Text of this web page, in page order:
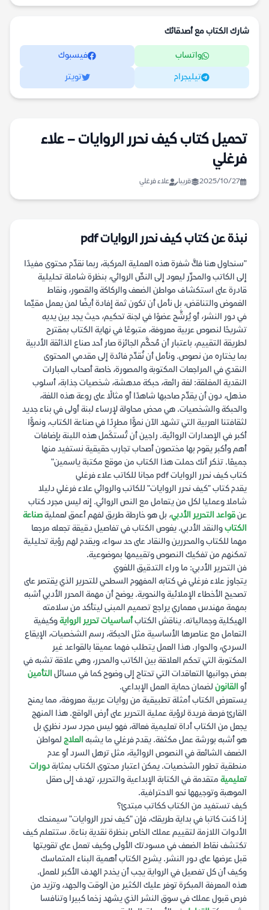
شارك الكتاب مع أصدقائك
واتساب فيسبوك
تيليجرام تويتر
تحميل كتاب كيف نحرر الروايات – علاء
فرغلي
2025/10/27 قريبا علاء فرغلي
نبذة عن كتاب كيف نحرر الروايات pdf
"سنحاول هنا فكَّ شفرة هذه العملية المركبة، ربما نقدِّم محتوى مفيدًا
إلى الكاتب والمحرِّر ليعود إلى النصِّ الروائي، بنظرة شاملة تحليلية
قادرة على استكشاف مواطن الضعف والركاكة والقصور، ونقاط
الغموض والتناقض، بل نأمل أن تكون ثمة إفادة أيضًا لمن يعمل مقيِّما
في دور النشر، أو يُرشَّح عضوًا في لجنة تحكيم، حيث يجد بين يديه
تشريحًا لنصوص عربية معروفة، متبوعًا في نهاية الكتاب بمقترح
لطريقة التقييم، باعتبار أن مُحكَّم الجائزة صار أحد صناع الذائقة الأدبية
بما يختاره من نصوص. ونأمل أن نُقدِّم فائدة إلى مقدمي المحتوى
النقدي في المراجعات المكتوبة والمصورة، خاصة أصحاب العبارات
النقدية المغلقة: لغة رائعة، حبكة مدهشة، شخصيات جذابة، أسلوب
مذهل، دون أن يقدِّم صاحبها شاهدًا أو مثالًا على روعة هذه اللغة،
والحبكة والشخصيات. هي محض محاولة لإرساء لبنة أولى في بناء جديد
لثقافتنا العربية التي تشهد الآن نموًّا مطرِدًا في صناعة الكتاب، ونموًّا
أكبر في الإصدارات الروائية. راجين أن تُستكَمل هذه اللبنة بإضافات
أهم وأكبر يقوم بها مختصون أصحاب تجارب حقيقية نستفيد منها
جميعًا. تذكر أنك حملت هذا الكتاب من موقع مكتبة ياسمين"
كتاب كيف نحرر الروايات pdf مجانا للكاتب علاء فرغلي
يقدم كتاب "كيف نحرر الروايات" للكاتب والروائي علاء فرغلي دليلا
شاملا وعمليا لكل من يتعامل مع النص الروائي. إنه ليس مجرد كتاب
عنقواعد التحرير الأدبي، بل هو خارطة طريق لفهم أعمق لعمليةصناعة
الكتابوالنقد الأدبي. يغوص الكتاب في تفاصيل دقيقة تجعله مرجعا
مهما للكتاب والمحررين والنقاد على حد سواء، ويقدم لهم رؤية تحليلية
تمكنهم من تفكيك النصوص وتقييمها بموضوعية.
فن التحرير الأدبي: ما وراء التدقيق اللغوي
يتجاوز علاء فرغلي في كتابه المفهوم السطحي للتحرير الذي يقتصر على
تصحيح الأخطاء الإملائية والنحوية. يوضح أن مهمة المحرر الأدبي أشبه
بمهمة مهندس معماري يراجع تصميم المبنى ليتأكد من سلامته
الهيكلية وجمالياته. يناقش الكتابأساسيات تحرير الروايةوكيفية
التعامل مع عناصرها الأساسية مثل الحبكة، رسم الشخصيات، الإيقاع
السردي، والحوار. هذا العمل يتطلب فهما عميقا بالقواعد غير
المكتوبة التي تحكم العلاقة بين الكاتب والمحرر، وهي علاقة تشبه في
بعض جوانبها التعاقدات التي تحتاج إلى وضوح كما في مسائلالتأمين
أوالقانون لضمان حماية العمل الإبداعي.
يستعرض الكتاب أمثلة تطبيقية من روايات عربية معروفة، مما يمنح
القارئ فرصة فريدة لرؤية عملية التحرير على أرض الواقع. هذا المنهج
يجعل من الكتاب أداة تعليمية فعالة، فهو ليس مجرد سرد نظري بل
هو أشبه بورشة عمل مكثفة. يقدم فرغلي ما يشبهالعلاج لمواطن
الضعف الشائعة في النصوص الروائية، مثل ترهل السرد أو عدم
منطقية تطور الشخصيات. يمكن اعتبار محتوى الكتاب بمثابةدورات
تعليمية متقدمة في الكتابة الإبداعية والتحرير، تهدف إلى صقل
الموهبة وتوجيهها نحو الاحترافية.
كيف تستفيد من الكتاب ككاتب مبتدئ؟
إذا كنت كاتبا في بداية طريقك، فإن "كيف نحرر الروايات" سيمنحك
الأدوات اللازمة لتقييم عملك الخاص بنظرة نقدية بناءة. ستتعلم كيف
تكتشف نقاط الضعف في مسودتك الأولى وكيف تعمل على تقويتها
قبل عرضها على دور النشر. يشرح الكتاب أهمية البناء المتماسك
وكيف أن كل تفصيل في الرواية يجب أن يخدم الهدف الأكبر للعمل.
هذه المعرفة المبكرة توفر عليك الكثير من الوقت والجهد، وتزيد من
فرص قبول عملك في سوق النشر الذي يشهد زخما كبيرا وتنافسا